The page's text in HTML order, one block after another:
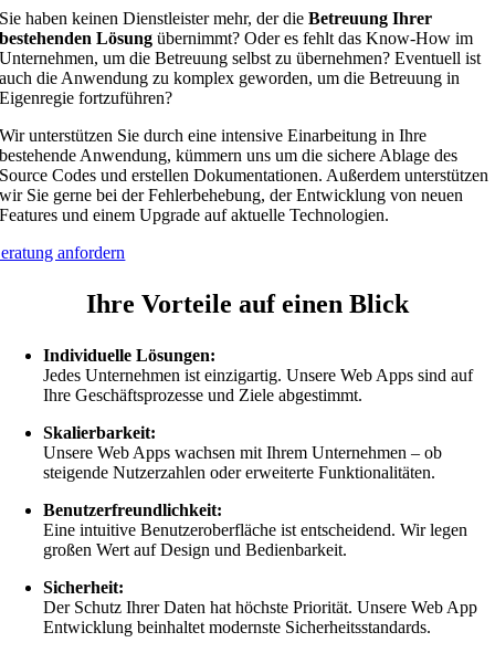
Sie haben keinen Dienstleister mehr, der dieBetreuung Ihrer
bestehenden Lösung übernimmt? Oder es fehlt das Know-How im
Unternehmen, um die Betreuung selbst zu übernehmen? Eventuell ist
auch die Anwendung zu komplex geworden, um die Betreuung in
Eigenregie fortzuführen?
Wir unterstützen Sie durch eine intensive Einarbeitung in Ihre
bestehende Anwendung, kümmern uns um die sichere Ablage des
Source Codes und erstellen Dokumentationen. Außerdem unterstützen
wir Sie gerne bei der Fehlerbehebung, der Entwicklung von neuen
Features und einem Upgrade auf aktuelle Technologien.
anfordern
Ihre Vorteile auf einen Blick
Individuelle Lösungen:
Jedes Unternehmen ist einzigartig. Unsere Web Apps sind auf
Ihre Geschäftsprozesse und Ziele abgestimmt.
Skalierbarkeit:
Unsere Web Apps wachsen mit Ihrem Unternehmen – ob
steigende Nutzerzahlen oder erweiterte Funktionalitäten.
Benutzerfreundlichkeit:
Eine intuitive Benutzeroberfläche ist entscheidend. Wir legen
großen Wert auf Design und Bedienbarkeit.
Sicherheit:
Der Schutz Ihrer Daten hat höchste Priorität. Unsere Web App
Entwicklung beinhaltet modernste Sicherheitsstandards.